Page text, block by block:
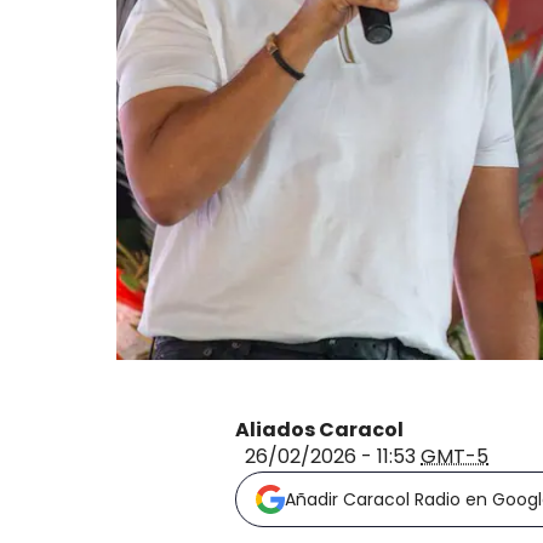
Aliados Caracol
26/02/2026 - 11:53GMT-5
Añadir Caracol Radio en